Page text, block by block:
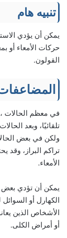
تنبيه هام
يمكن أن يؤدي
حركات الأمعاء أو
القولون.
في معظم الحالات
تلقائيًا، وبعد
ولكن في بعض
تراكم البراز، وقد
الأمعاء.
يمكن أن تؤدي بعض
الكهارل أو
الأشخاص الذين
أو أمراض الكلى.